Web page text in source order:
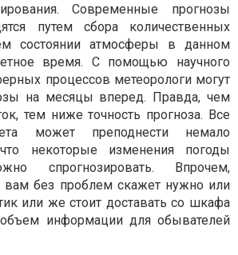
Современные прогнозы
путем сбора количественных
состоянии атмосферы в данном
время. С помощью научного
процессов метеорологи могут
на месяцы вперед. Правда, чем
тем ниже точность прогноза. Все
может преподнести немало
некоторые изменения погоды
спрогнозировать. Впрочем,
вам без проблем скажет нужно или
или же стоит доставать со шкафа
информации для обывателей